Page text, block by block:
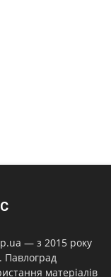
— з 2015 року
Павлоград
матеріалів